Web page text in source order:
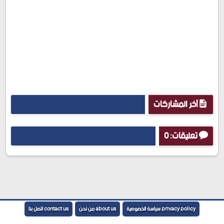
آخر المشاركات
تعليقات: 0
إرسال تعليق
privacy policy سياسة الخصوصية about us من نحن contact us اتصل بنا